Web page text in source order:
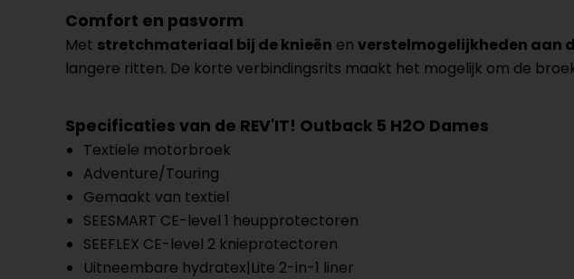
Comfort en pasvorm
Met stretchmateriaal bij de knieën en verstelmogelijkheden aan
langere ritten. De korte verbindingsrits maakt het mogelijk om de
Specificaties van de REV'IT! Outback 5 H2O Dames
Textiele motorbroek
Adventure/Touring
Gemaakt van textiel
SEESMART CE-level 1 heupprotectoren
SEEFLEX CE-level 2 knieprotectoren
Uitneembare hydratex|Lite 2-in-1 liner